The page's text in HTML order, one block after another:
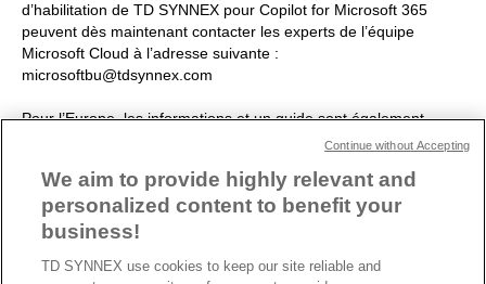
d’habilitation de TD SYNNEX pour Copilot for Microsoft 365
peuvent dès maintenant contacter les experts de l’équipe
Microsoft Cloud à l’adresse suivante :
microsoftbu@tdsynnex.com
Pour l’Europe, les informations et un guide sont également
Get Ready for IA with
We aim to provide highly relevant and
personalized content to benefit your
business!
TD SYNNEX use cookies to keep our site reliable and
Continue without Accepting